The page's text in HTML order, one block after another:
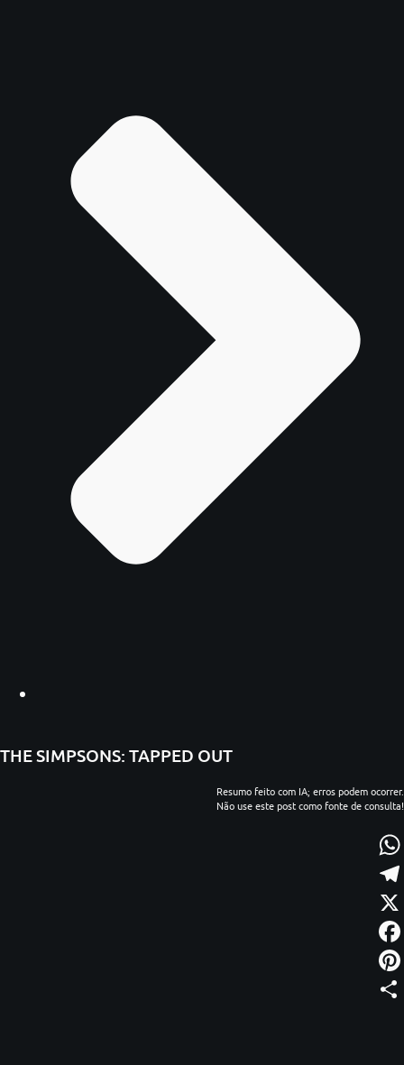
THE SIMPSONS: TAPPED OUT
Resumo feito com IA; erros podem ocorrer.
Não use este post como fonte de consulta!